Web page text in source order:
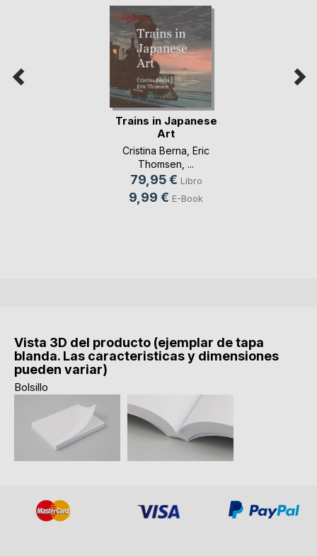
Trains in Japanese
Art
Cristina Berna Eric
Thomsen , ...
79,95 € Libro
9,99 € E-Book
Vista 3D del producto (ejemplar de tapa
blanda. Las caracteristicas y dimensiones
pueden variar)
Bolsillo